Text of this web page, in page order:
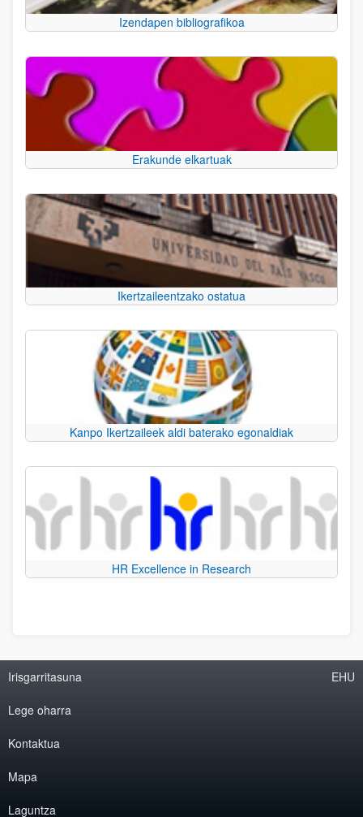
Izendapen bibliografikoa
Erakunde elkartuak
Ikertzaileentzako ostatua
Kanpo Ikertzaileek aldi baterako egonaldiak
HR Excellence in Research
Irisgarritasuna
Lege oharra
Kontaktua
Mapa
Laguntza
EHU